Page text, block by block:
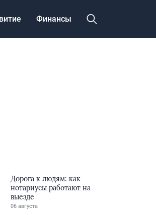
Финансы
Дорога к людям: как
нотариусы работают на
выезде
06 августа